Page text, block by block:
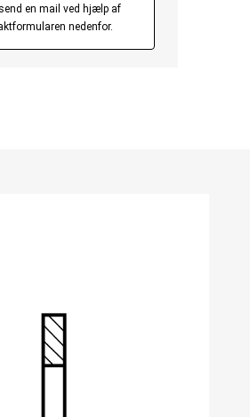
en mail ved hjælp af
nedenfor.